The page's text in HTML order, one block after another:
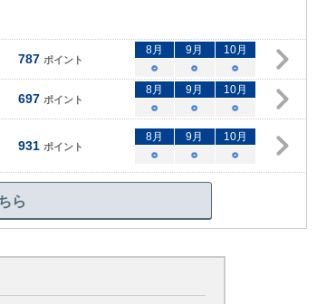
787 ポイント
8月 9月 10月
○
○ ○
697 ポイント
8月 9月 10月
○
○ ○
931 ポイント
8月 9月 10月
○
○ ○
ら